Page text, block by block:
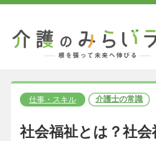
仕事・スキル 介護士の常識
社会福祉とは？社